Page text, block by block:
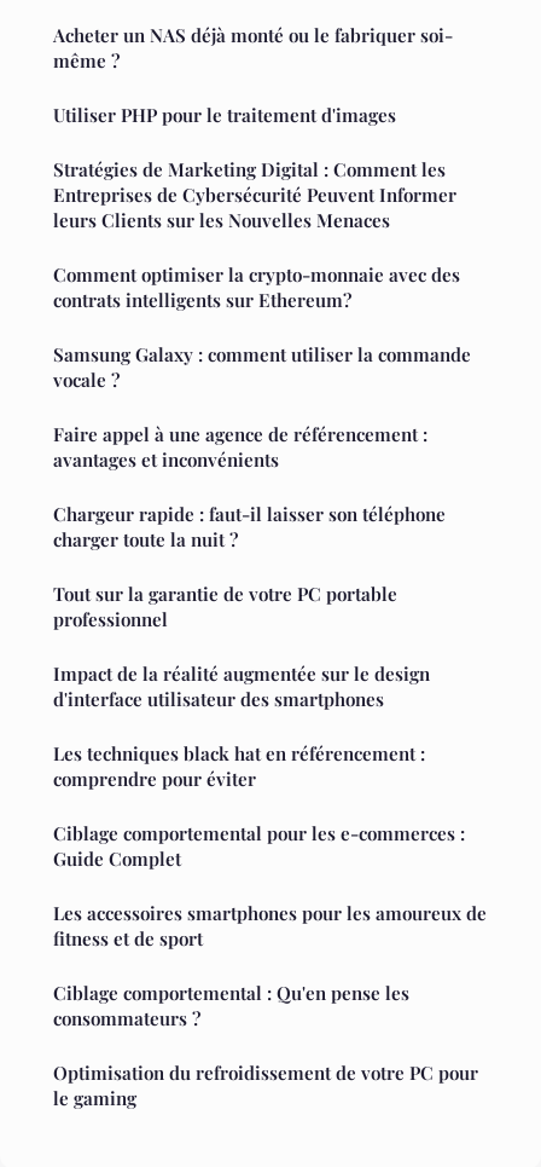
Acheter un NAS déjà monté ou le fabriquer soi-
même ?
Utiliser PHP pour le traitement d'images
Stratégies de Marketing Digital : Comment les
Entreprises de Cybersécurité Peuvent Informer
leurs Clients sur les Nouvelles Menaces
Comment optimiser la crypto-monnaie avec des
contrats intelligents sur Ethereum?
Samsung Galaxy : comment utiliser la commande
vocale ?
Faire appel à une agence de référencement :
avantages et inconvénients
Chargeur rapide : faut-il laisser son téléphone
charger toute la nuit ?
Tout sur la garantie de votre PC portable
professionnel
Impact de la réalité augmentée sur le design
d'interface utilisateur des smartphones
Les techniques black hat en référencement :
comprendre pour éviter
Ciblage comportemental pour les e-commerces :
Guide Complet
Les accessoires smartphones pour les amoureux de
fitness et de sport
Ciblage comportemental : Qu'en pense les
consommateurs ?
Optimisation du refroidissement de votre PC pour
le gaming